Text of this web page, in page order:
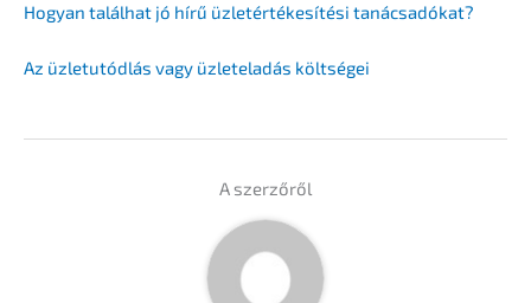
Hogyan talál­hat jó hírű üzletérté­ke­sí­té­si tanácsadókat?
Az üzletu­tód­lás vagy üzlete­la­dás költségei
A szerzőről